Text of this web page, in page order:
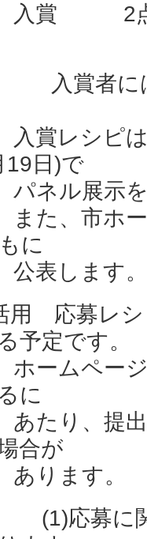
…
には個
、健
19日)で
を行
ムペ
に
す。
応募レシ
予定です。
等へ
に
いた
合が
。
応募に関